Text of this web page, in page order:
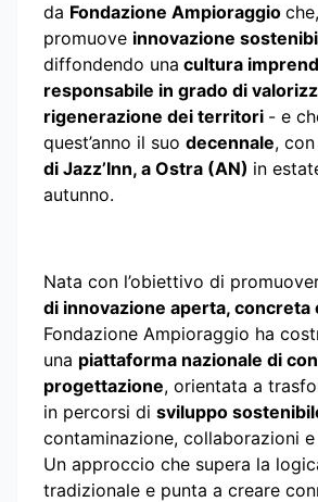
da Fondazione Ampioraggio
promuove innovazione
diffondendo una cultura
responsabile in grado di
rigenerazione dei territori - e
quest’anno il suo decennale, con
di Jazz’Inn, a Ostra (AN) in
autunno.
Nata con l’obiettivo di
di innovazione aperta, concreta
Fondazione Ampioraggio ha
una piattaforma nazionale di
progettazione, orientata a
in percorsi di sviluppo
contaminazione, collaborazioni
Un approccio che supera la
tradizionale e punta a creare